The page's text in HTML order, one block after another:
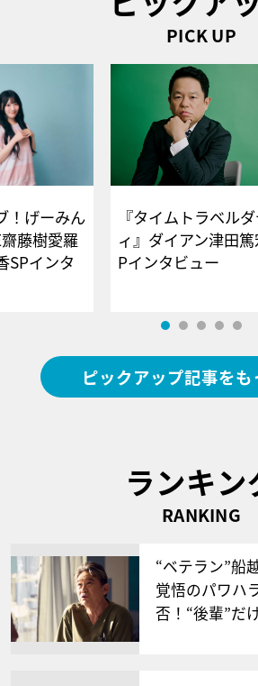
PICK UP
！げーみん
藤樹愛羅
SPインタ
『タイムトラベル
ィ』ダイアン津田篤
Pインタビュ
ピックアップ記事をも
ランキン
RANKING
“ベテラン”船
覚悟のパワハ
否！“後輩”だ